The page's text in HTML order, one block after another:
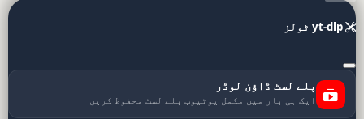
پلے لسٹ ڈاؤن لوڈر
ایک ہی بار میں مکمل یوٹیوب پلے لسٹ محفوظ کریں